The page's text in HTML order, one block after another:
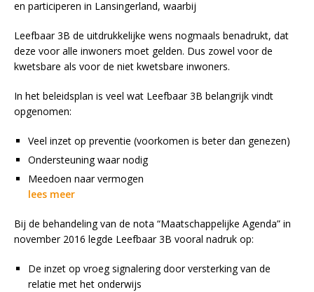
en participeren in Lansingerland, waarbij
Leefbaar 3B de uitdrukkelijke wens nogmaals benadrukt, dat
deze voor alle inwoners moet gelden. Dus zowel voor de
kwetsbare als voor de niet kwetsbare inwoners.
In het beleidsplan is veel wat Leefbaar 3B belangrijk vindt
opgenomen:
Veel inzet op preventie (voorkomen is beter dan genezen)
Ondersteuning waar nodig
Meedoen naar vermogen
lees meer
Bij de behandeling van de nota “Maatschappelijke Agenda” in
november 2016 legde Leefbaar 3B vooral nadruk op:
De inzet op vroeg signalering door versterking van de
relatie met het onderwijs